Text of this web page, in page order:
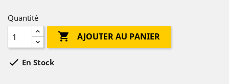
Quantité
 AJOUTER AU PANIER
 En Stock